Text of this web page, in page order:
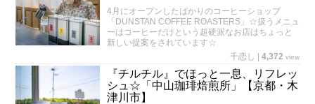
4月にオープンしたばかりのコーヒーショップ
「DUNSTAN COFFEE ROASTERS」☆扱うメニュ
ーはコーヒーだけという超硬派なお店はちょっと
新しい提案をされています☆
千恋し
4,372 view
『チルチル』でほっと一息、リフレッ
シュ☆「中山珈琲焙煎所」【京都・木
津川市】